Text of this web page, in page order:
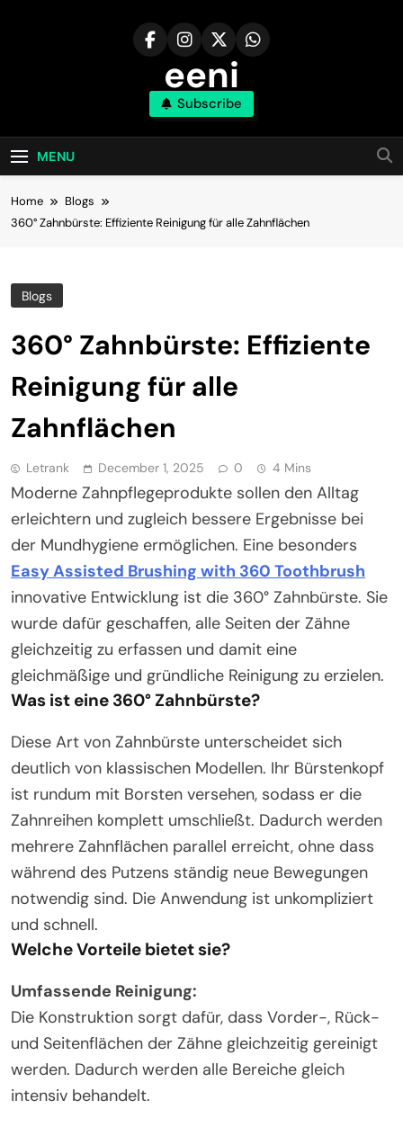
eeni
Subscribe
MENU
Home
Blogs
360° Zahnbürste: Effiziente Reinigung für alle Zahnflächen
Blogs
360° Zahnbürste: Effiziente
Reinigung für alle
Zahnflächen
Letrank December 1, 2025 0 4 Mins
Moderne Zahnpflegeprodukte sollen den Alltag
erleichtern und zugleich bessere Ergebnisse bei
der Mundhygiene ermöglichen. Eine besonders
Easy Assisted Brushing with 360 Toothbrush
innovative Entwicklung ist die 360° Zahnbürste. Sie
wurde dafür geschaffen, alle Seiten der Zähne
gleichzeitig zu erfassen und damit eine
gleichmäßige und gründliche Reinigung zu erzielen.
Was ist eine 360° Zahnbürste?
Diese Art von Zahnbürste unterscheidet sich
deutlich von klassischen Modellen. Ihr Bürstenkopf
ist rundum mit Borsten versehen, sodass er die
Zahnreihen komplett umschließt. Dadurch werden
mehrere Zahnflächen parallel erreicht, ohne dass
während des Putzens ständig neue Bewegungen
notwendig sind. Die Anwendung ist unkompliziert
und schnell.
Welche Vorteile bietet sie?
Umfassende Reinigung:
Die Konstruktion sorgt dafür, dass Vorder-, Rück-
und Seitenflächen der Zähne gleichzeitig gereinigt
werden. Dadurch werden alle Bereiche gleich
intensiv behandelt.